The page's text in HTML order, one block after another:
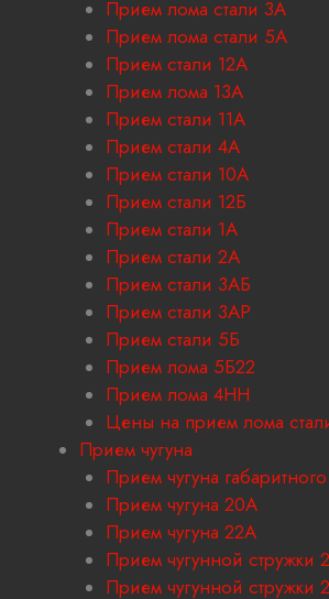
Прием лома стали 3А
Прием лома стали 5А
Прием стали 12А
Прием лома 13А
Прием стали 11А
Прием стали 4А
Прием стали 10А
Прием стали 12Б
Прием стали 1А
Прием стали 2А
Прием стали 3АБ
Прием стали 3АР
Прием стали 5Б
Прием лома 5Б22
Прием лома 4НН
Цены на прием лома
Прием чугуна
Прием чугуна
Прием чугуна 20А
Прием чугуна 22А
Прием чугунной стружки
Прием чугунной стружки